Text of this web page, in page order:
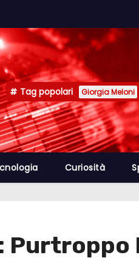
Tag popolari Giorgia Meloni
Curiosità